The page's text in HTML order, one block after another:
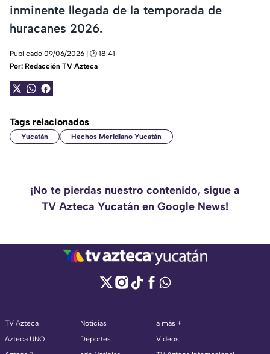
inminente llegada de la temporada de
huracanes 2026.
Publicado 09/06/2026 | 🕑 18:41
Por: Redacción TV Azteca
Tags relacionados
Yucatán Hechos Meridiano Yucatán
¡No te pierdas nuestro contenido, sigue a
TV Azteca Yucatán en Google News!
TV Azteca
Azteca UNO
Noticias
Deportes
a más +
Videos